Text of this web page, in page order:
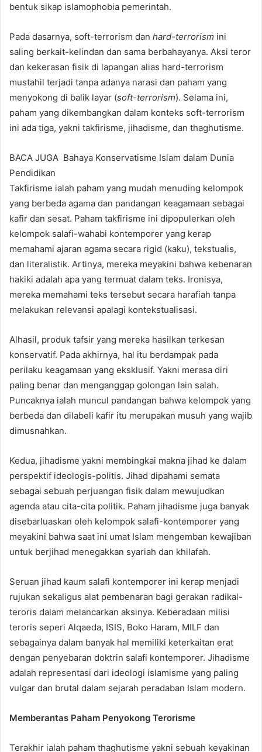
bentuk sikap islamophobia pemerintah.
Pada dasarnya, soft-terrorism dan hard-terrorism ini
saling berkait-kelindan dan sama berbahayanya. Aksi teror
dan kekerasan fisik di lapangan alias hard-terrorism
mustahil terjadi tanpa adanya narasi dan paham yang
menyokong di balik layar (soft-terrorism). Selama ini,
paham yang dikembangkan dalam konteks soft-terrorism
ini ada tiga, yakni takfirisme, jihadisme, dan thaghutisme.
BACA JUGA Bahaya Konservatisme Islam dalam Dunia
Pendidikan
Takfirisme ialah paham yang mudah menuding kelompok
yang berbeda agama dan pandangan keagamaan sebagai
kafir dan sesat. Paham takfirisme ini dipopulerkan oleh
kelompok salafi-wahabi kontemporer yang kerap
memahami ajaran agama secara rigid (kaku), tekstualis,
dan literalistik. Artinya, mereka meyakini bahwa kebenaran
hakiki adalah apa yang termuat dalam teks. Ironisya,
mereka memahami teks tersebut secara harafiah tanpa
melakukan relevansi apalagi kontekstualisasi.
Alhasil, produk tafsir yang mereka hasilkan terkesan
konservatif. Pada akhirnya, hal itu berdampak pada
perilaku keagamaan yang eksklusif. Yakni merasa diri
paling benar dan menganggap golongan lain salah.
Puncaknya ialah muncul pandangan bahwa kelompok yang
berbeda dan dilabeli kafir itu merupakan musuh yang wajib
dimusnahkan.
Kedua, jihadisme yakni membingkai makna jihad ke dalam
perspektif ideologis-politis. Jihad dipahami semata
sebagai sebuah perjuangan fisik dalam mewujudkan
agenda atau cita-cita politik. Paham jihadisme juga banyak
disebarluaskan oleh kelompok salafi-kontemporer yang
meyakini bahwa saat ini umat Islam mengemban kewajiban
untuk berjihad menegakkan syariah dan khilafah.
Seruan jihad kaum salafi kontemporer ini kerap menjadi
rujukan sekaligus alat pembenaran bagi gerakan radikal-
teroris dalam melancarkan aksinya. Keberadaan milisi
teroris seperi Alqaeda, ISIS, Boko Haram, MILF dan
sebagainya dalam banyak hal memiliki keterkaitan erat
dengan penyebaran doktrin salafi kontemporer. Jihadisme
adalah representasi dari ideologi islamisme yang paling
vulgar dan brutal dalam sejarah peradaban Islam modern.
Memberantas Paham Penyokong Terorisme
Terakhir ialah paham thaghutisme yakni sebuah keyakinan